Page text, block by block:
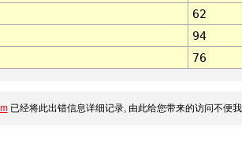
62
94
76
已经将此出错信息详细记录, 由此给您带来的访问不便